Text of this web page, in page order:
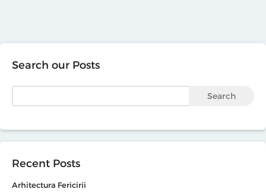
Search our Posts
Search
Recent Posts
Arhitectura Fericirii